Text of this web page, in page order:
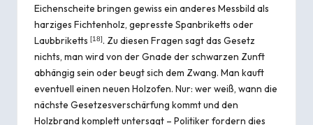
Eichenscheite bringen gewiss ein anderes Messbild als
harziges Fichtenholz, gepresste Spanbriketts oder
Laubbriketts [18]. Zu diesen Fragen sagt das Gesetz
nichts, man wird von der Gnade der schwarzen Zunft
abhängig sein oder beugt sich dem Zwang. Man kauft
eventuell einen neuen Holzofen. Nur: wer weiß, wann die
nächste Gesetzesverschärfung kommt und den
Holzbrand komplett untersagt – Politiker fordern dies